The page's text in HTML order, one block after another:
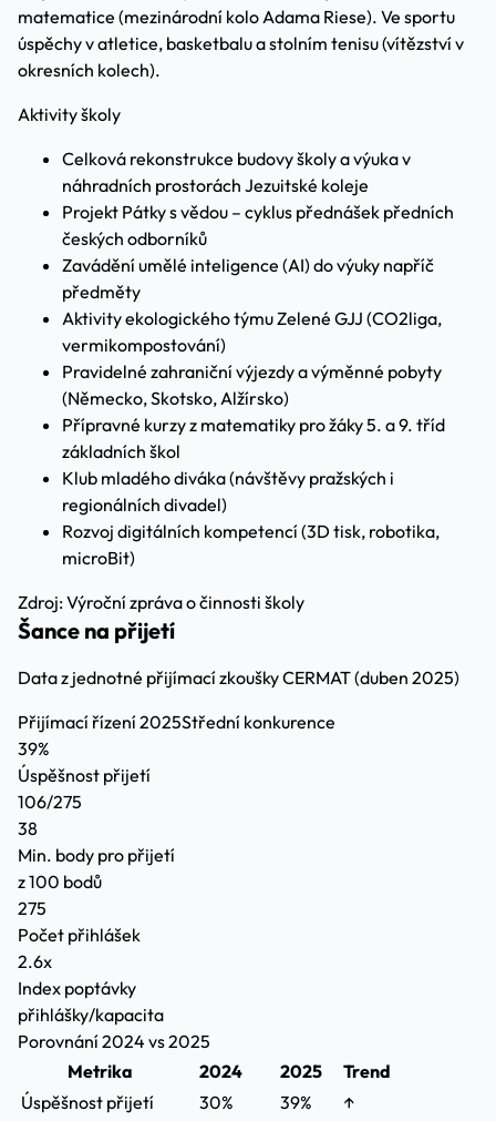
matematice (mezinárodní kolo Adama Riese). Ve sportu
úspěchy v atletice, basketbalu a stolním tenisu (vítězství v
okresních kolech).
Aktivity školy
Celková rekonstrukce budovy školy a výuka v
náhradních prostorách Jezuitské koleje
Projekt Pátky s vědou – cyklus přednášek předních
českých odborníků
Zavádění umělé inteligence (AI) do výuky napříč
předměty
Aktivity ekologického týmu Zelené GJJ (CO2liga,
vermikompostování)
Pravidelné zahraniční výjezdy a výměnné pobyty
(Německo, Skotsko, Alžírsko)
Přípravné kurzy z matematiky pro žáky 5. a 9. tříd
základních škol
Klub mladého diváka (návštěvy pražských i
regionálních divadel)
Rozvoj digitálních kompetencí (3D tisk, robotika,
microBit)
Zdroj: Výroční zpráva o činnosti školy
Šance na přijetí
Data z jednotné přijímací zkoušky CERMAT (duben 2025)
Přijímací řízení 2025Střední konkurence
39%
Úspěšnost přijetí
106/275
38
Min. body pro přijetí
z 100 bodů
275
Počet přihlášek
2.6x
Index poptávky
přihlášky/kapacita
Porovnání 2024 vs 2025
Metrika
2024 2025
Trend
Úspěšnost přijetí
30% 39%
↑